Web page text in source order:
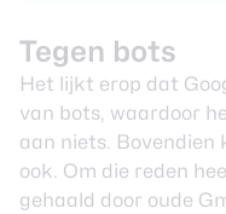
Tegen bots
Het lijkt erop dat
van bots, waardoor
aan niets. Bovendien
ook. Om die reden
gehaald door oude